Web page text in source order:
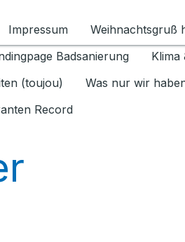
für Datenschutz 1.6.2026
Impressum Weihnachtsgruß
Badsanierung
Klima
(toujou) Was nur wir
Record